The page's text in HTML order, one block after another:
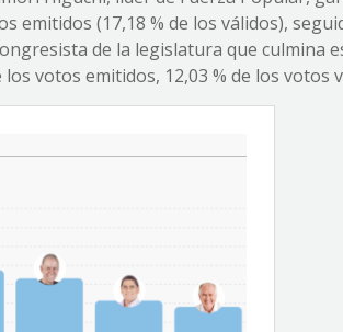
emitidos (17,18 % de los válidos),
de la legislatura que culmina
votos emitidos, 12,03 % de los votos